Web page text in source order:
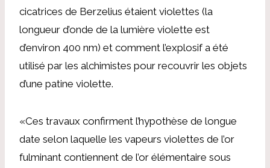
cicatrices de Berzelius étaient violettes (la
longueur d’onde de la lumière violette est
d’environ 400 nm) et comment l’explosif a été
utilisé par les alchimistes pour recouvrir les objets
d’une patine violette.
«Ces travaux confirment l’hypothèse de longue
date selon laquelle les vapeurs violettes de l’or
fulminant contiennent de l’or élémentaire sous